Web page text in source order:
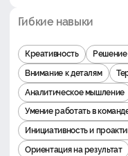
Гибкие навыки
Креативность
Внимание к деталям
Аналитическое мышление
Умение работать в
Инициативность и
Ориентация на результат